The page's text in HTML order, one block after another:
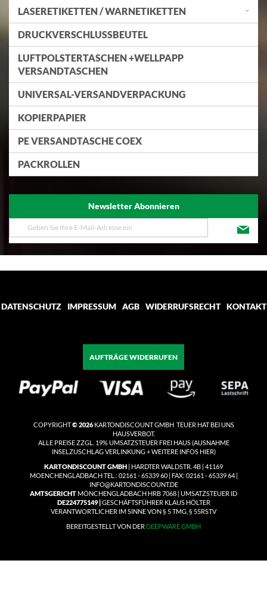
LASERETIKETTEN / WARNETIKETTEN
DRUCKVERSCHLUSSBEUTEL
LUFTPOLSTERTASCHEN +WELLPAPP
VERSANDTASCHEN
UNIVERSAL-VERSANDVERPACKUNG
KOPIERPAPIER
PE VERSANDTASCHE COEX
PACKROLLEN
Newsletter Abonnieren
Melden
Sie
unseren
DATENSCHUTZ
IMPRESSUM AGB WIDERRUFSRECHT KONTAKT
AUFTRÄGE WIDERRUFEN
COPYRIGHT© 2026KARTONDISCOUNT GMBH TEUER HAT BEI UNS
HAUSVERBOT.
ALLE PREISE ZZGL. 19% UMSATZSTEUER FREI HAUS(AUSNAHME
INSELZUSCHLAG VERLINKUNG + WEITERE INFOS HIER)
KARTONDISCOUNT GMBH | HARDTER WALDSTR. 4B | 41169
MOENCHENGLADBACH TEL.: 02161 - 65339 60 | FAX: 02161 - 65339 64 |
INFO@KARTONDISCOUNT.DE
AMTSGERICHT MÖNCHENGLADBACH HRB 7068 | UMSATZSTEUER ID
DE224775149 |GESCHÄFTSFÜHRER KLAUS HÖLTER
VERANTWORTLICHER IM SINNE VON § 5 TMG, § 55RSTV
BEREITGESTELLT VON DER DEEPWARE GMBH